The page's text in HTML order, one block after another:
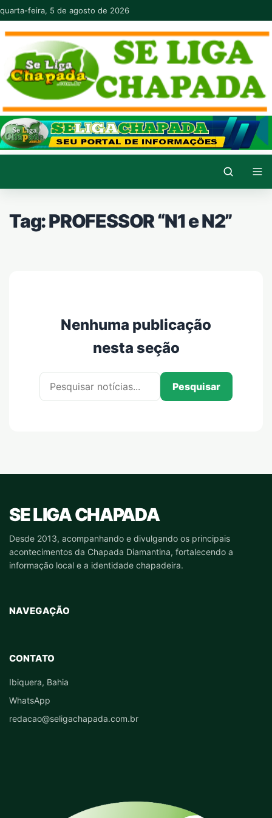
Pular para o conteúdo
quarta-feira, 5 de agosto de 2026
Tag:PROFESSOR “N1 e N2”
Nenhuma publicação
nesta seção
Pesquisar por:
Pesquisar
SE LIGA CHAPADA
Desde 2013, acompanhando e divulgando os principais
acontecimentos da Chapada Diamantina, fortalecendo a
informação local e a identidade chapadeira.
NAVEGAÇÃO
CONTATO
Ibiquera, Bahia
WhatsApp
redacao@seligachapada.com.br